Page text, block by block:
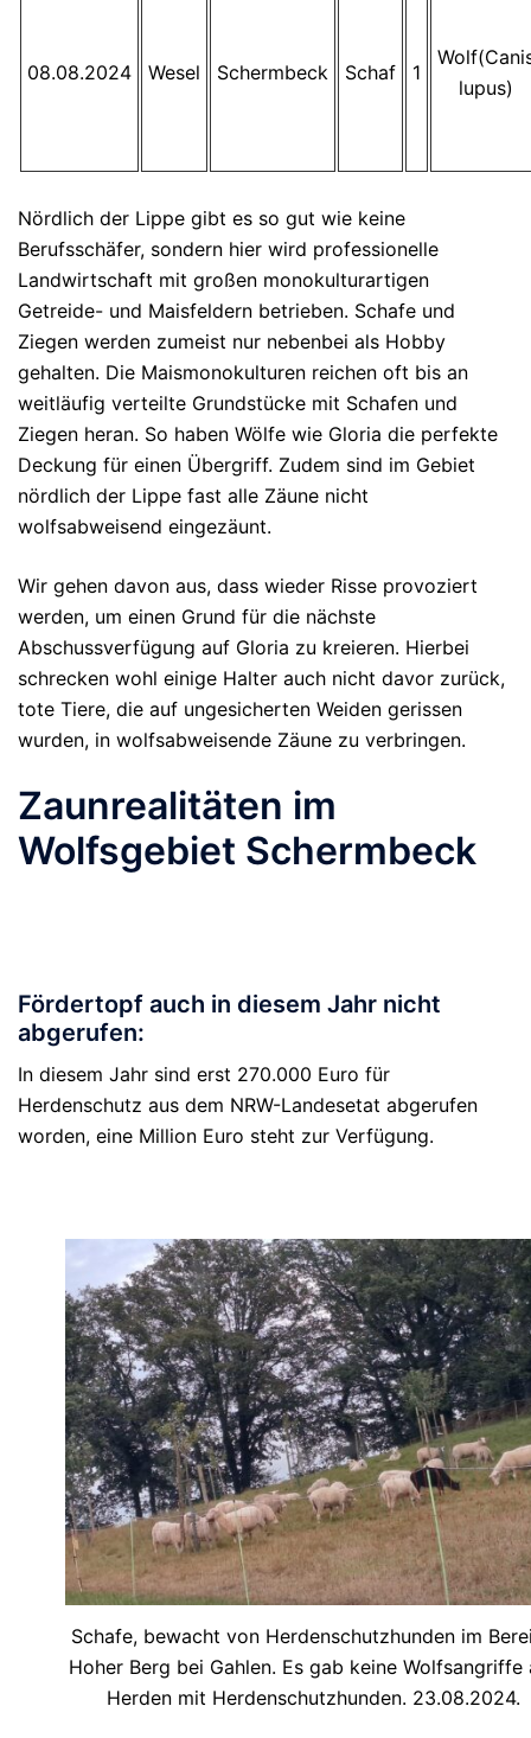
08.08.2024 Wesel Schermbeck Schaf 1
lupus)
Nördlich der Lippe gibt es so gut wie keine
Berufsschäfer, sondern hier wird professionelle
Landwirtschaft mit großen monokulturartigen
Getreide- und Maisfeldern betrieben. Schafe und
Ziegen werden zumeist nur nebenbei als Hobby
gehalten. Die Maismonokulturen reichen oft bis an
weitläufig verteilte Grundstücke mit Schafen und
Ziegen heran. So haben Wölfe wie Gloria die perfekte
Deckung für einen Übergriff. Zudem sind im Gebiet
nördlich der Lippe fast alle Zäune nicht
wolfsabweisend eingezäunt.
Wir gehen davon aus, dass wieder Risse provoziert
werden, um einen Grund für die nächste
Abschussverfügung auf Gloria zu kreieren. Hierbei
schrecken wohl einige Halter auch nicht davor zurück,
tote Tiere, die auf ungesicherten Weiden gerissen
wurden, in wolfsabweisende Zäune zu verbringen.
Zaunrealitäten im
Wolfsgebiet Schermbeck
Fördertopf auch in diesem Jahr nicht
abgerufen:
In diesem Jahr sind erst 270.000 Euro für
Herdenschutz aus dem NRW-Landesetat abgerufen
worden, eine Million Euro steht zur Verfügung.
Schafe, bewacht von Herdenschutzhunden im
Hoher Berg bei Gahlen. Es gab keine Wolfsangriffe
Herden mit Herdenschutzhunden. 23.08.2024.